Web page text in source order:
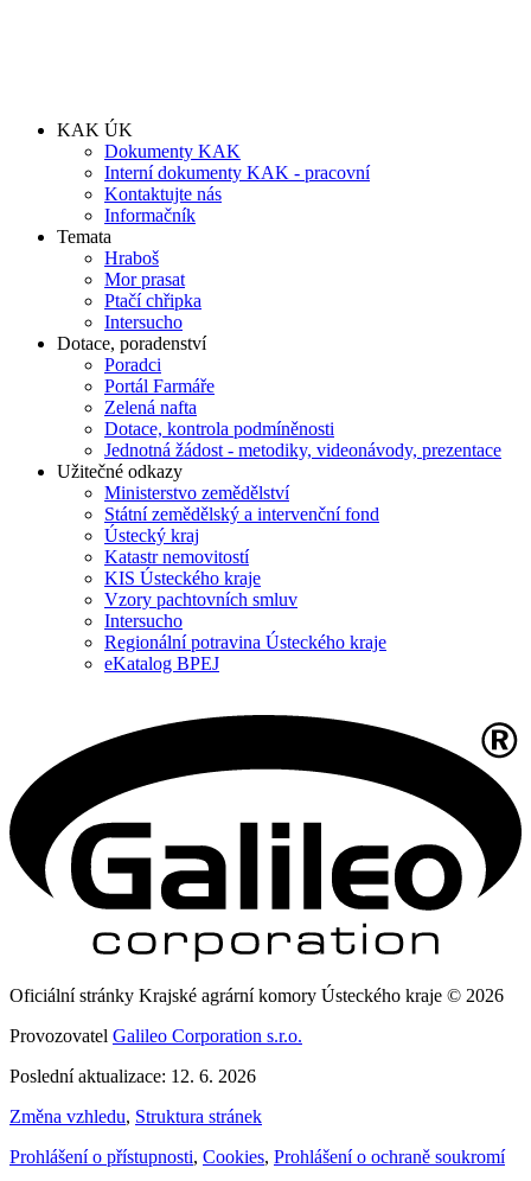
KAK ÚK
Dokumenty KAK
Interní dokumenty KAK - pracovní
Kontaktujte nás
Informačník
Temata
Hraboš
Mor prasat
Ptačí chřipka
Intersucho
Dotace, poradenství
Poradci
Portál Farmáře
Zelená nafta
Dotace, kontrola podmíněnosti
Jednotná žádost - metodiky, videonávody, prezentace
Užitečné odkazy
Ministerstvo zemědělství
Státní zemědělský a intervenční fond
Ústecký kraj
Katastr nemovitostí
KIS Ústeckého kraje
Vzory pachtovních smluv
Intersucho
Regionální potravina Ústeckého kraje
eKatalog BPEJ
Oficiální stránky Krajské agrární komory Ústeckého kraje © 2026
Provozovatel Galileo Corporation s.r.o.
Poslední aktualizace: 12. 6. 2026
Změna vzhledu, Struktura stránek
Prohlášení o přístupnosti, Cookies, Prohlášení o ochraně soukromí